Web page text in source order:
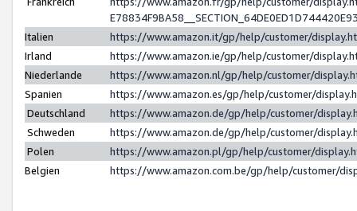
Italien
https://www.amazon.it/gp/help/customer/
Irland
https://www.amazon.ie/gp/help/customer/
Niederlande
https://www.amazon.nl/gp/help/customer/
Spanien
https://www.amazon.es/gp/help/customer/
Deutschland
https://www.amazon.de/gp/help/customer/
Schweden
https://www.amazon.de/gp/help/customer/
Polen
https://www.amazon.pl/gp/help/customer/
Belgien
https://www.amazon.com.be/gp/help/customer/